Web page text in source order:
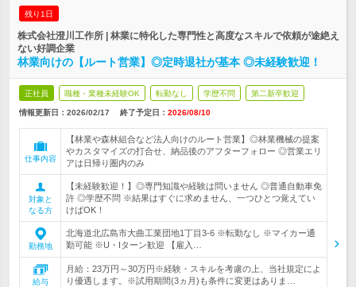
残り1日
株式会社澄川工作所 | 林業に特化した専門性と高度なスキルで依頼が途絶え
ない好調企業
林業向けの【ルート営業】◎定時退社が基本 ◎未経験歓迎！
正社員 職種・業種未経験OK 転勤なし 学歴不問 第二新卒歓迎
情報更新日：2026/02/17 終了予定日： 2026/08/10
仕事内容
【林業や森林組合など法人向けのルート営業】◎林業機械の提案
やカスタマイズの打合せ、納品後のアフターフォロー ◎営業エリ
アは日帰り圏内のみ
対象と
なる方
【未経験歓迎！】◎専門知識や経験は問いません ◎普通自動車免
許 ◎学歴不問 ※結果はすぐに求めません、一つひとつ覚えてい
けばOK！
勤務地
北海道北広島市大曲工業団地1丁目3-6 ※転勤なし ※マイカー通
勤可能 ※U・Iターン歓迎 【雇入…
給与
月給：23万円～30万円※経験・スキルを考慮の上、当社規定によ
り優遇します。※試用期間(3ヵ月)も条件に変更はありま…